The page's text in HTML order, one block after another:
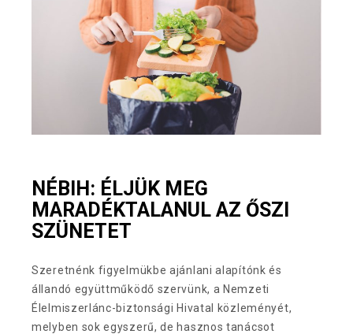
NÉBIH: ÉLJÜK MEG
MARADÉKTALANUL AZ ŐSZI
SZÜNETET
Szeretnénk figyelmükbe ajánlani alapítónk és
állandó együttműködő szervünk, a Nemzeti
Élelmiszerlánc-biztonsági Hivatal közleményét,
melyben sok egyszerű, de hasznos tanácsot